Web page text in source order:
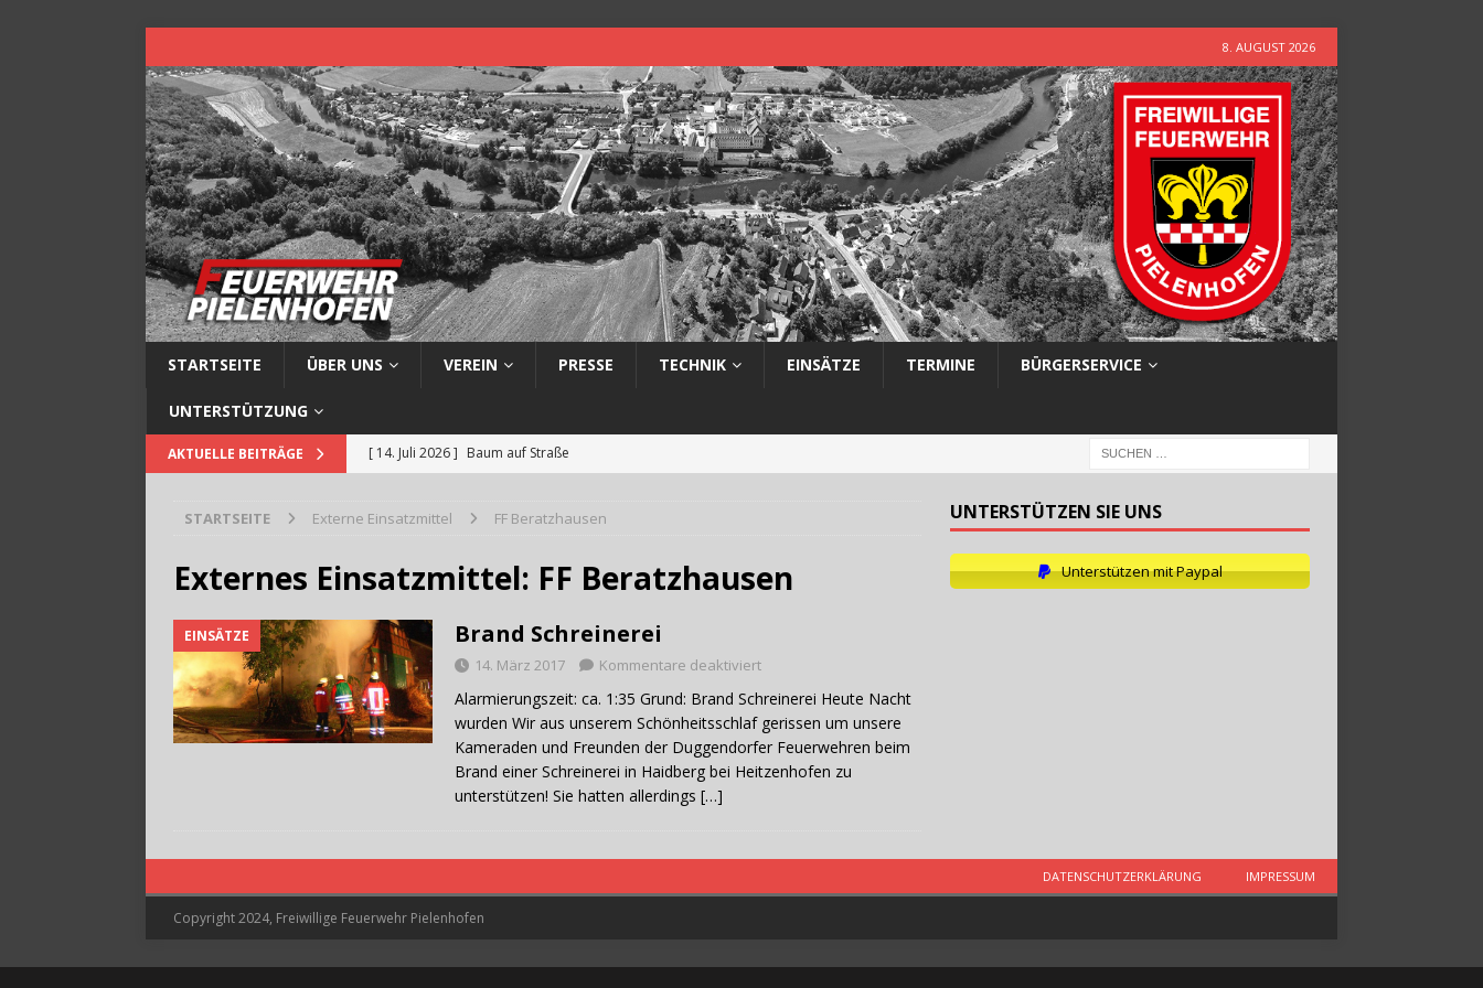
8. AUGUST 2026
STARTSEITE ÜBER UNS VEREIN PRESSE TECHNIK EINSÄTZE TERMINE BÜRGERSERVICE
UNTERSTÜTZUNG
AKTUELLE BEITRÄGE [ 14. Juli 2026 ] Baum auf Straße
[ 28. Juli 2026 ]
Tragehilfe
STARTSEITE Externe Einsatzmittel FF Beratzhausen
Externes Einsatzmittel: FF Beratzhausen
EINSÄTZE Brand Schreinerei
14. März 2017 Kommentare deaktiviert
Alarmierungszeit: ca. 1:35 Grund: Brand Schreinerei Heute Nacht
wurden Wir aus unserem Schönheitsschlaf gerissen um unsere
Kameraden und Freunden der Duggendorfer Feuerwehren beim
Brand einer Schreinerei in Haidberg bei Heitzenhofen zu
unterstützen! Sie hatten allerdings […]
UNTERSTÜTZEN SIE UNS
Unterstützen mit Paypal
DATENSCHUTZERKLÄRUNG IMPRESSUM
Copyright 2024, Freiwillige Feuerwehr Pielenhofen